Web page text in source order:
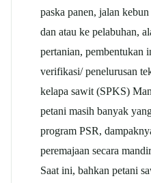
paska panen, jalan
dan atau ke pelabuhan,
pertanian, pembentukan
verifikasi/ penelurusan
kelapa sawit(SPKS)
petani masih banyak
program PSR,
peremajaan secara
Saat ini, bahkan petani